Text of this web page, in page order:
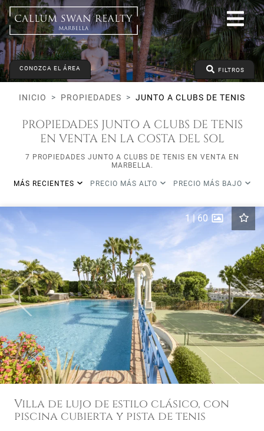
Junto a clubs de tenis
Todo Marbella
Todas las subareas
Todos los tipos
Precio desde
Precio hasta
Dormitorios mínimos
CONOZCA EL ÁREA FILTROS
INICIO PROPIEDADES JUNTO A CLUBS DE TENIS
PROPIEDADES JUNTO A CLUBS DE TENIS
EN VENTA EN LA COSTA DEL SOL
7 PROPIEDADES JUNTO A CLUBS DE TENIS EN VENTA EN
MARBELLA.
MÁS RECIENTES PRECIO MÁS ALTO PRECIO MÁS BAJO
Previous Next
1| 60
Villa de lujo de estilo clásico, con
piscina cubierta y pista de tenis